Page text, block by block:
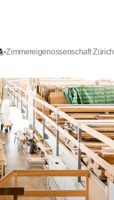
•Zimmereigenossenschaft Zürich